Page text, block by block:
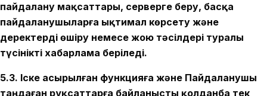
пайдалану мақсаттары, серверге беру, басқа
пайдаланушыларға ықтимал көрсету және
деректерді өшіру немесе жою тәсілдері туралы
түсінікті хабарлама беріледі.
5.3. Іске асырылған функцияға және Пайдаланушы
таңдаған рұқсаттарға байланысты қолданба тек